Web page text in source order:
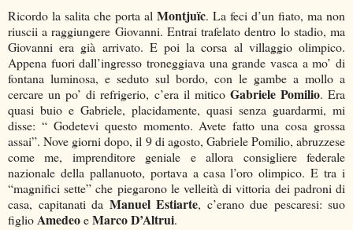
Ricordo la salita che porta al Montjuïc. La feci d’un fiato, ma non
riuscii a raggiungere Giovanni. Entrai trafelato dentro lo stadio, ma
Giovanni era già arrivato. E poi la corsa al villaggio olimpico.
Appena fuori dall’ingresso troneggiava una grande vasca a mo’ di
fontana luminosa, e seduto sul bordo, con le gambe a mollo a
cercare un po’ di refrigerio, c’era il mitico Gabriele Pomilio. Era
quasi buio e Gabriele, placidamente, quasi senza guardarmi, mi
disse: “ Godetevi questo momento. Avete fatto una cosa grossa
assai”. Nove giorni dopo, il 9 di agosto, Gabriele Pomilio, abruzzese
come me, imprenditore geniale e allora consigliere federale
nazionale della pallanuoto, portava a casa l’oro olimpico. E tra i
“magnifici sette” che piegarono le velleità di vittoria dei padroni di
casa, capitanati da Manuel Estiarte, c’erano due pescaresi: suo
figlioAmedeoeMarco D’Altrui.